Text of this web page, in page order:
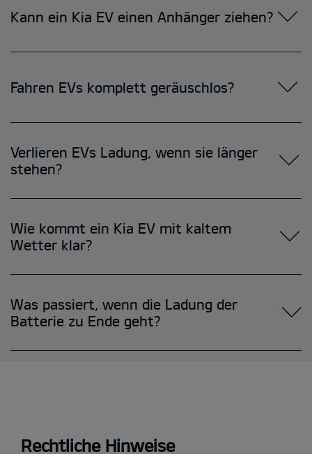
Rechtliche Hinweise